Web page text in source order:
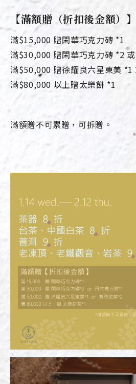
【滿額贈（折扣後金額）】
滿$15,000 贈閑華巧克力磚 *1
滿$30,000 贈閑華巧克力磚 *2
滿$50,000 贈徐耀良六星東美 *1
滿$80,000 以上贈太樂餅 *1
滿額贈不可累贈，可拆贈。